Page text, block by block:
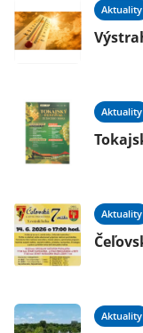
Aktuality
Aktuality
Aktuality
Aktuality